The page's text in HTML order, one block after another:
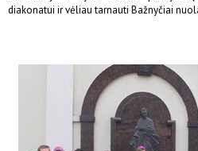
diakonatui ir vėliau tarnauti Bažnyčiai